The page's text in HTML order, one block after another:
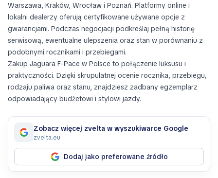
Warszawa, Kraków, Wrocław i Poznań. Platformy online i
lokalni dealerzy oferują certyfikowane używane opcje z
gwarancjami. Podczas negocjacji podkreślaj pełną historię
serwisową, ewentualne ulepszenia oraz stan w porównaniu z
podobnymi rocznikami i przebiegami.
Zakup Jaguara F-Pace w Polsce to połączenie luksusu i
praktyczności. Dzięki skrupulatnej ocenie rocznika, przebiegu,
rodzaju paliwa oraz stanu, znajdziesz zadbany egzemplarz
odpowiadający budżetowi i stylowi jazdy.
Zobacz więcej zvelta w wyszukiwarce Google
zvelta.eu
Dodaj jako preferowane źródło